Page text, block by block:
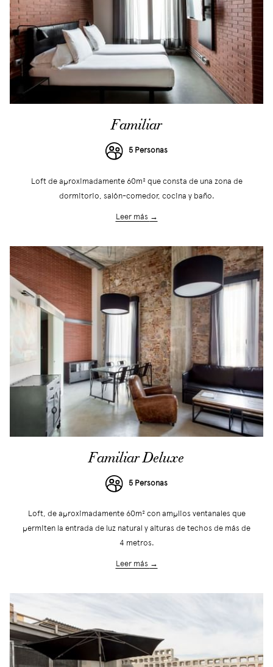
Familiar
5 Personas
Loft de aproximadamente 60m² que consta de una zona de
dormitorio, salón-comedor, cocina y baño.
Leer más
Familiar Deluxe
5 Personas
Loft, de aproximadamente 60m² con amplios ventanales que
permiten la entrada de luz natural y alturas de techos de más de
4 metros.
Leer más